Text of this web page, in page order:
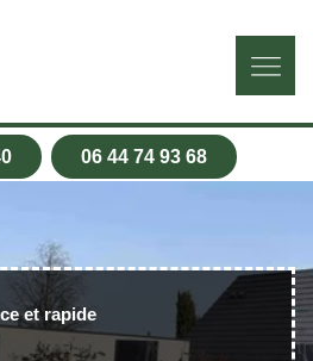
06 44 74 93 68
et rapide